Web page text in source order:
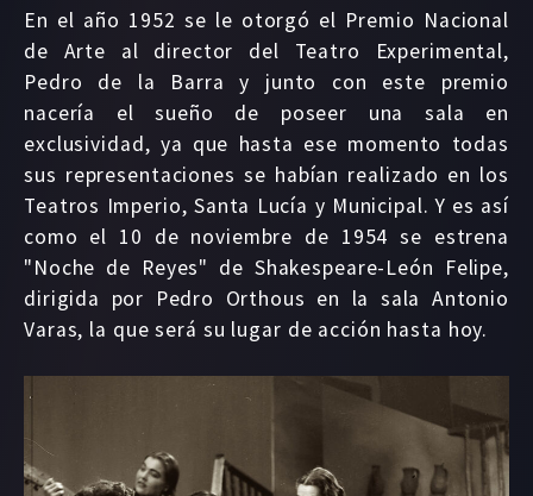
En el año 1952 se le otorgó el Premio Nacional
de Arte al director del Teatro Experimental,
Pedro de la Barra y junto con este premio
nacería el sueño de poseer una sala en
exclusividad, ya que hasta ese momento todas
sus representaciones se habían realizado en los
Teatros Imperio, Santa Lucía y Municipal. Y es así
como el 10 de noviembre de 1954 se estrena
"Noche de Reyes" de Shakespeare-León Felipe,
dirigida por Pedro Orthous en la sala Antonio
Varas, la que será su lugar de acción hasta hoy.